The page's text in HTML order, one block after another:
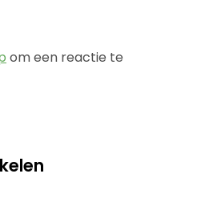
om een reactie te